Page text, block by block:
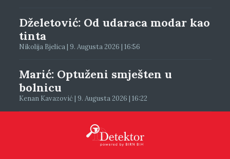
Dželetović: Od udaraca modar kao
tinta
Nikolija Bjelica | 9. Augusta 2026 | 16:56
Marić: Optuženi smješten u
bolnicu
Kenan Kavazović | 9. Augusta 2026 | 16:22